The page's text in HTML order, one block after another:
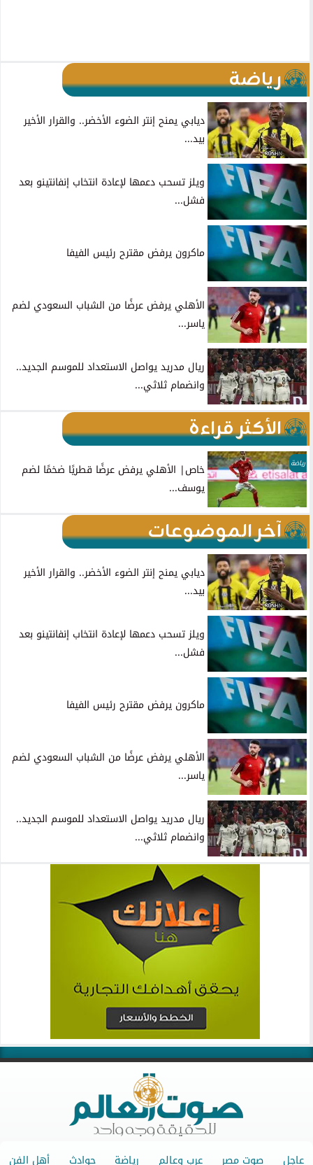
رياضة
ديابي يمنح إنتر الضوء الأخضر.. والقرار الأخير
بيد...
ويلز تسحب دعمها لإعادة انتخاب إنفانتينو بعد
فشل...
ماكرون يرفض مقترح رئيس الفيفا
الأهلي يرفض عرضًا من الشباب السعودي لضم
ياسر...
ريال مدريد يواصل الاستعداد للموسم الجديد..
وانضمام ثلاثي...
الأكثر قراءة
رياضة
خاص| الأهلي يرفض عرضًا قطريًا ضخمًا لضم
يوسف...
آخر الموضوعات
ديابي يمنح إنتر الضوء الأخضر.. والقرار الأخير
بيد...
ويلز تسحب دعمها لإعادة انتخاب إنفانتينو بعد
فشل...
ماكرون يرفض مقترح رئيس الفيفا
الأهلي يرفض عرضًا من الشباب السعودي لضم
ياسر...
ريال مدريد يواصل الاستعداد للموسم الجديد..
وانضمام ثلاثي...
عاجل صوت مصر عرب وعالم رياضة حوادث أهل الفن